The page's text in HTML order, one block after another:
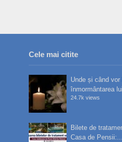
Cele mai citite
Unde și când
înmormântarea
24.7k views
Bilete de
Casa de Pensii:...